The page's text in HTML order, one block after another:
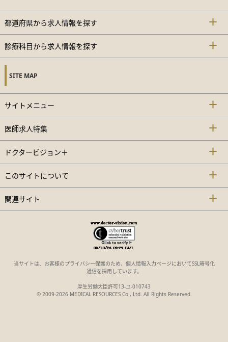
都道府県から求人情報を探す
診療科目から求人情報を探す
SITE MAP
サイトメニュー
医師求人特集
ドクタービジョン＋
このサイトについて
関連サイト
当サイトは、お客様のプライバシー保護のため、個人情報入力ページにおいてSSL暗号化
通信を採用しています。
厚生労働大臣許可13-ユ-010743
© 2009-2026 MEDICAL RESOURCES Co., Ltd. All Rights Reserved.